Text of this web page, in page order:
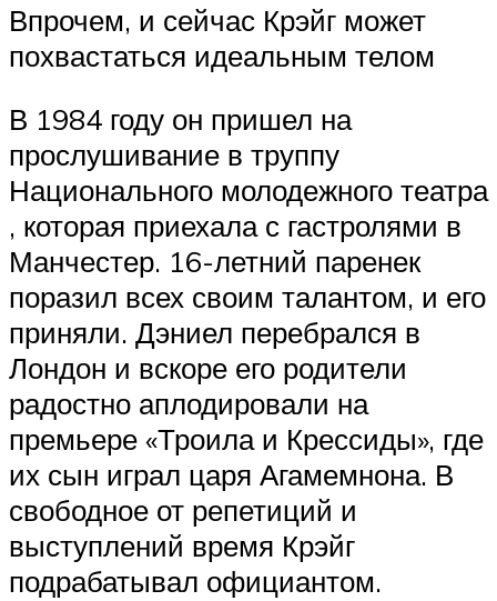
Впрочем, и сейчас Крэйг может
похвастаться идеальным телом
В 1984 году он пришел на
прослушивание в труппу
Национального молодежного театра
, которая приехала с гастролями в
Манчестер. 16-летний паренек
поразил всех своим талантом, и его
приняли. Дэниел перебрался в
Лондон и вскоре его родители
радостно аплодировали на
премьере «Троила и Крессиды», где
их сын играл царя Агамемнона. В
свободное от репетиций и
выступлений время Крэйг
подрабатывал официантом.